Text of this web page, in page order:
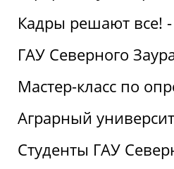
Кадры решают все!
ГАУ Северного
Мастер-класс по
Аграрный
Студенты ГАУ